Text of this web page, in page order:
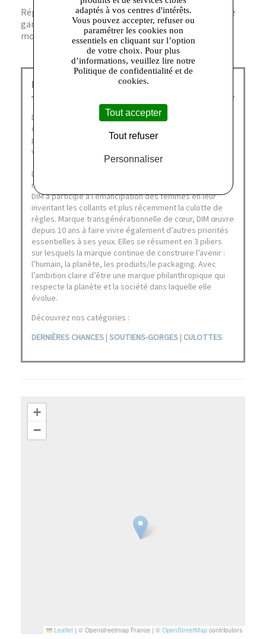
Réponse : Oui, Dim propose ce modèle dans une large
gamme de tailles pour s’adapter à toutes les
morphologies.
Dim Outlet Corbeil :
Depuis plus de soixante ans, DIM fait partie du quotidien
des français, désignée à nouveau comme leur marque
préférée en janvier 2021 (catégories collant, sous-
vêtements homme et lingerie).
La Family DIM aime la liberté, de corps et d’esprit, de
mouvement et de style. Fidèle à ses valeurs originelles,
DIM a participé à l’émancipation des femmes en leur
inventant les collants et plus récemment la culotte de
règles. Marque transgénérationnelle de cœur, DIM œuvre
depuis 10 ans à faire vivre également d’autres priorités
essentielles à ses yeux. Elles se résument en 3 piliers
sur lesquels la marque continue de construire l’avenir :
l’humain, la planète, les produits/le packaging. Avec
l’ambition claire d’être une marque philanthropique qui
respecte la planète et la société dans laquelle elle
évolue.
Découvrez nos catégories :
DERNIÈRES CHANCES | SOUTIENS-GORGES | CULOTTES
+
−
Leaflet | © Openstreetmap France | © OpenStreetMap contributors
adaptés à vos centres d'intérêts.
Vous pouvez accepter, refuser ou
paramétrer les cookies non
essentiels en cliquant sur l’option
de votre choix. Pour plus
d’informations, veuillez lire notre
Politique de confidentialité et de
cookies.
Tout accepter
Tout refuser
Personnaliser